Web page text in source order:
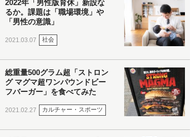
2022年「男性版育休」新設な
るか。課題は「職場環境」や
「男性の意識」
2021.03.07 社会
総重量500グラム超「ストロン
グ マグマ超ワンパウンドビー
フバーガー」を食べてみた
2021.02.27 カルチャー・スポーツ